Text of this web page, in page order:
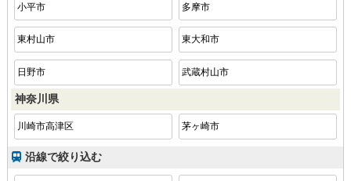
小平市 多摩市
東村山市 東大和市
日野市 武蔵村山市
神奈川県
川崎市高津区 茅ヶ崎市
沿線で絞り込む